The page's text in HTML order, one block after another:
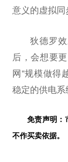
意义的虚拟同
狄德罗
后，会想要
网”规模做得
稳定的供电系
免责声明：
不作买卖依据。